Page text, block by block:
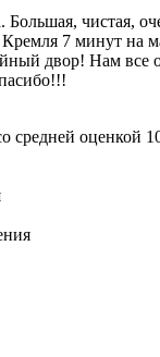
Большая, чистая,
7 минут на
двор! Нам все
средней оценкой